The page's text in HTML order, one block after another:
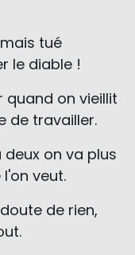
tué
le diable !
on vieillit
de travailler.
on va plus
veut.
de rien,